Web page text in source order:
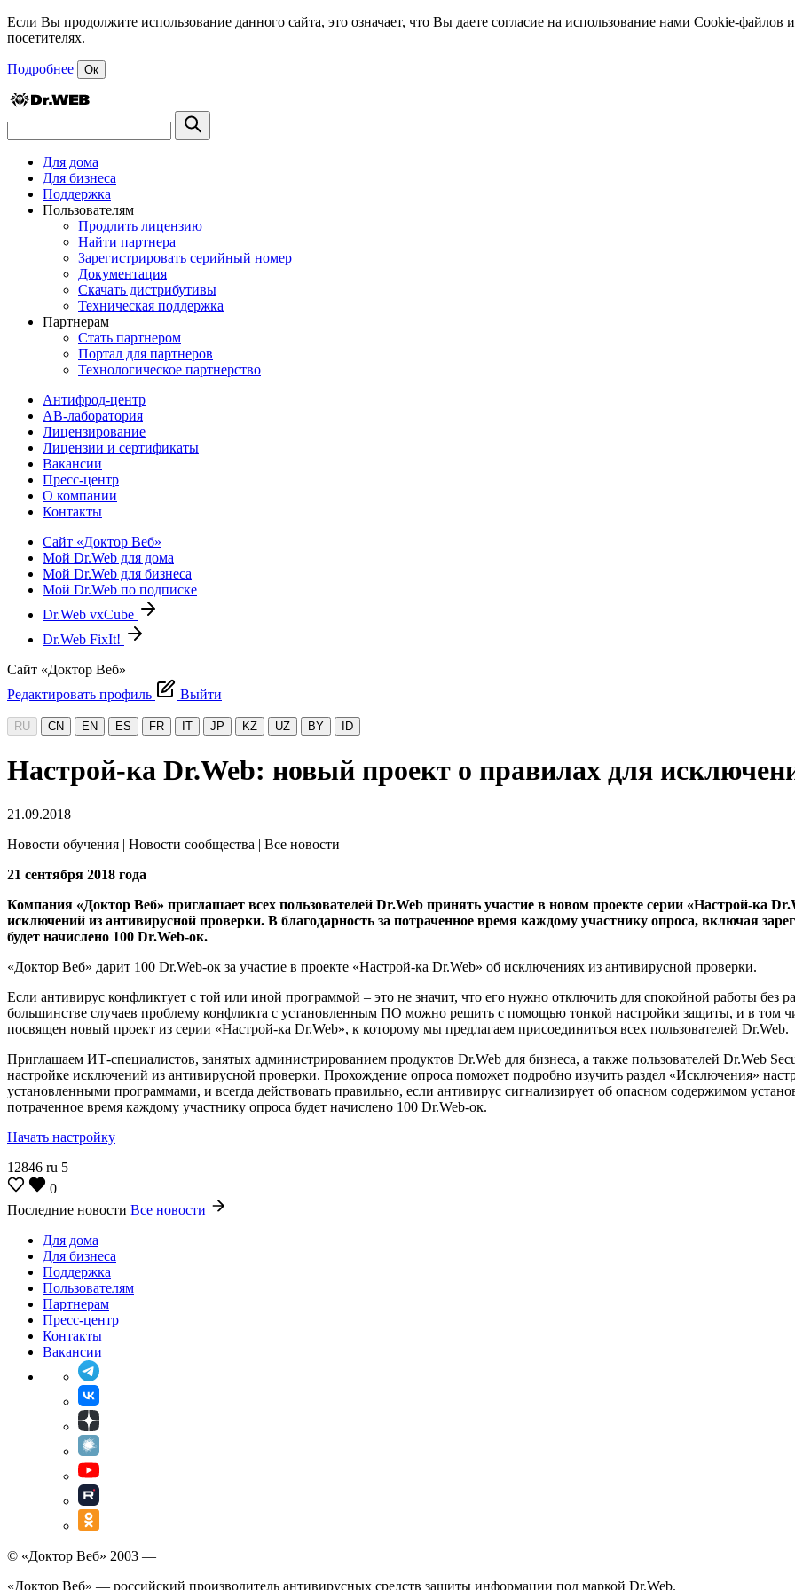
Если Вы продолжите использование данного сайта, это означает, что Вы даете согласие на использование нами Cookie-
посетителях.
Подробнее Ок
Для дома
Для бизнеса
Поддержка
Пользователям
Продлить лицензию
Найти партнера
Зарегистрировать серийный номер
Документация
Скачать дистрибутивы
Техническая поддержка
Партнерам
Стать партнером
Портал для партнеров
Технологическое партнерство
Антифрод-центр
АВ-лаборатория
Лицензирование
Лицензии и сертификаты
Вакансии
Пресс-центр
О компании
Контакты
Сайт «Доктор Веб»
Мой Dr.Web для дома
Мой Dr.Web для бизнеса
Мой Dr.Web по подписке
Dr.Web vxCube
Dr.Web FixIt!
Сайт «Доктор Веб»
Редактировать профиль
Выйти
RU CN EN ES FR IT JP KZ UZ BY ID
Настрой-ка Dr.Web: новый проект о правилах для
21.09.2018
Новости обучения | Новости сообщества | Все новости
21 сентября 2018 года
Компания «Доктор Веб» приглашает всех пользователей Dr.Web принять участие в новом проекте серии «Настрой-ка
исключений из антивирусной проверки. В благодарность за потраченное время каждому участнику опроса, включая
будет начислено 100 Dr.Web-ок.
«Доктор Веб» дарит 100 Dr.Web-ок за участие в проекте «Настрой-ка Dr.Web» об исключениях из антивирусной проверки.
Если антивирус конфликтует с той или иной программой – это не значит, что его нужно отключить для спокойной работы без
большинстве случаев проблему конфликта с установленным ПО можно решить с помощью тонкой настройки защиты, и в том
посвящен новый проект из серии «Настрой-ка Dr.Web», к которому мы предлагаем присоединиться всех пользователей Dr.Web.
Приглашаем ИТ-специалистов, занятых администрированием продуктов Dr.Web для бизнеса, а также пользователей Dr.Web
настройке исключений из антивирусной проверки. Прохождение опроса поможет подробно изучить раздел «Исключения»
установленными программами, и всегда действовать правильно, если антивирус сигнализирует об опасном содержимом
потраченное время каждому участнику опроса будет начислено 100 Dr.Web-ок.
Начать настройку
12846 ru 5
0
Последние новости Все новости
Для дома
Для бизнеса
Поддержка
Пользователям
Партнерам
Пресс-центр
Контакты
Вакансии
© «Доктор Веб» 2003 —
«Доктор Веб» — российский производитель антивирусных средств защиты информации под маркой Dr.Web.